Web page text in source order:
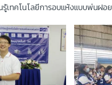
เทคโนโลยีการอบแห้งแบบพ่นฝอย